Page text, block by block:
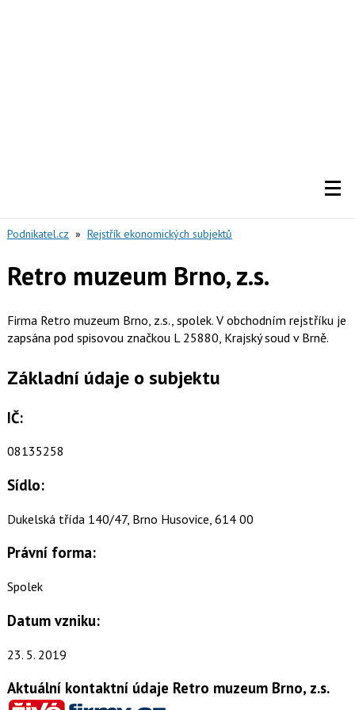
Podnikatel.cz » Rejstřík ekonomických subjektů
Retro muzeum Brno, z.s.
Firma Retro muzeum Brno, z.s., spolek. V obchodním rejstříku je
zapsána pod spisovou značkou L 25880, Krajský soud v Brně.
Základní údaje o subjektu
IČ:
08135258
Sídlo:
Dukelská třída 140/47, Brno Husovice, 614 00
Právní forma:
Spolek
Datum vzniku:
23. 5. 2019
Aktuální kontaktní údaje Retro muzeum Brno, z.s.